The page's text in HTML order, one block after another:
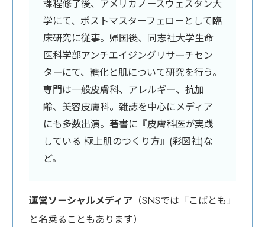
課程修了後、アメリカノースウェスタン大
学にて、ポストマスターフェローとして臨
床研究に従事。帰国後、同志社大学生命
医科学部アンチエイジングリサーチセン
ターにて、糖化と肌について研究を行う。
専門は一般皮膚科、アレルギー、抗加
齢、美容皮膚科。雑誌を中心にメディア
にも多数出演。著書に『皮膚科医が実践
している 極上肌のつくり方』(彩図社)な
ど。
運営ソーシャルメディア（SNSでは「こばとも」
と名乗ることもあります）